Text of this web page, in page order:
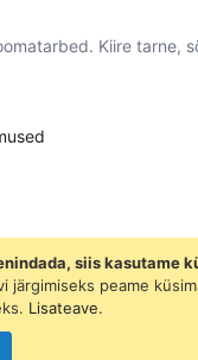
siis kasutame
järgimiseks peame
Lisateave.
Kiire tarne,